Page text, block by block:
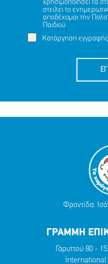
χρησιμοποιήσει τα
στείλει το
αποδέχομαι την
Παιδιού
Κατάργηση
Φροντίδα.
ΓΡΑΜΜΗ
Γαρυττού 80 -
International